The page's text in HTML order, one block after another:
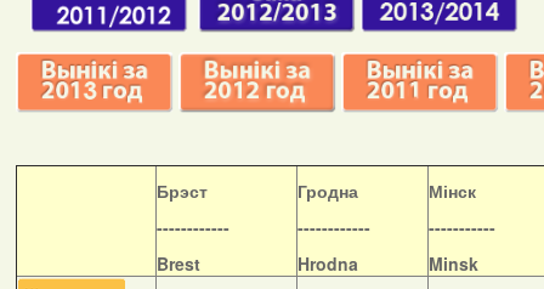
Брэст
------------
Brest
Гродна
------------
Hrodna
Мінск
-----------
Minsk